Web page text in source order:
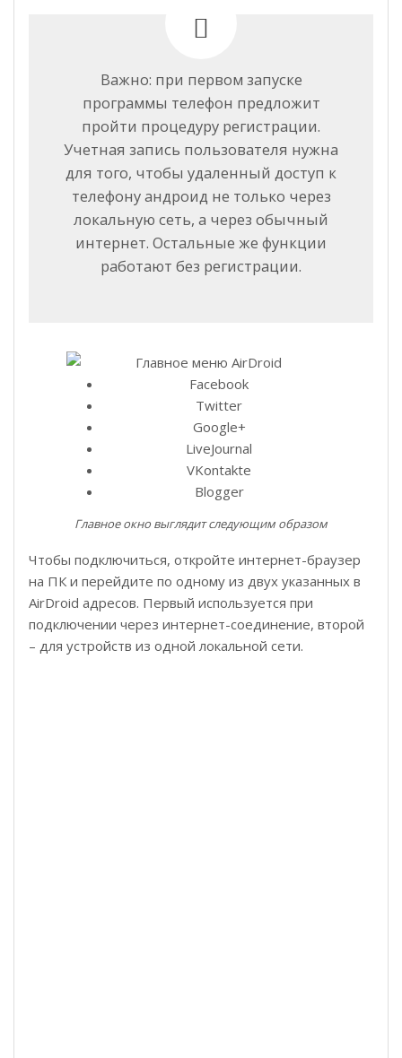
Важно: при первом запуске
программы телефон предложит
пройти процедуру регистрации.
Учетная запись пользователя нужна
для того, чтобы удаленный доступ к
телефону андроид не только через
локальную сеть, а через обычный
интернет. Остальные же функции
работают без регистрации.
Facebook
Twitter
Google+
LiveJournal
VKontakte
Blogger
Главное окно выглядит следующим образом
Чтобы подключиться, откройте интернет-браузер
на ПК и перейдите по одному из двух указанных в
AirDroid адресов. Первый используется при
подключении через интернет-соединение, второй
– для устройств из одной локальной сети.